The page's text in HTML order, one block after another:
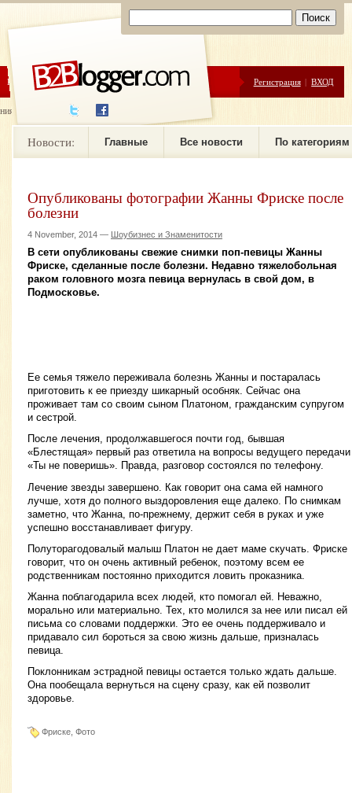
ЦЕНЫ ПОМОЩЬ Регистрация | ВХОД
новостей
Новости: Главные Все новости По категориям
Опубликованы фотографии Жанны Фриске после
болезни
4 November, 2014 — Шоубизнес и Знаменитости
В сети опубликованы свежие снимки поп-певицы Жанны
Фриске, сделанные после болезни. Недавно тяжелобольная
раком головного мозга певица вернулась в свой дом, в
Подмосковье.
Ее семья тяжело переживала болезнь Жанны и постаралась
приготовить к ее приезду шикарный особняк. Сейчас она
проживает там со своим сыном Платоном, гражданским супругом
и сестрой.
После лечения, продолжавшегося почти год, бывшая
«Блестящая» первый раз ответила на вопросы ведущего передачи
«Ты не поверишь». Правда, разговор состоялся по телефону.
Лечение звезды завершено. Как говорит она сама ей намного
лучше, хотя до полного выздоровления еще далеко. По снимкам
заметно, что Жанна, по-прежнему, держит себя в руках и уже
успешно восстанавливает фигуру.
Полуторагодовалый малыш Платон не дает маме скучать. Фриске
говорит, что он очень активный ребенок, поэтому всем ее
родственникам постоянно приходится ловить проказника.
Жанна поблагодарила всех людей, кто помогал ей. Неважно,
морально или материально. Тех, кто молился за нее или писал ей
письма со словами поддержки. Это ее очень поддерживало и
придавало сил бороться за свою жизнь дальше, призналась
певица.
Поклонникам эстрадной певицы остается только ждать дальше.
Она пообещала вернуться на сцену сразу, как ей позволит
здоровье.
Фриске, Фото